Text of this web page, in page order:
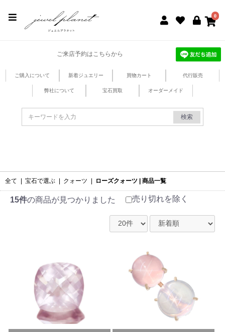
0
ご来店予約はこちらから
ご購入について 新着ジュエリー 買物カート 代行販売
弊社について 宝石買取 オーダーメイド
検索
全て 宝石で選ぶ クォーツ ローズクォーツ | 商品一覧
15件の商品が見つかりました 売り切れを除く